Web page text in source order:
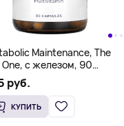
Maintenance, The
One, с железом, 90
руб.
КУПИТЬ